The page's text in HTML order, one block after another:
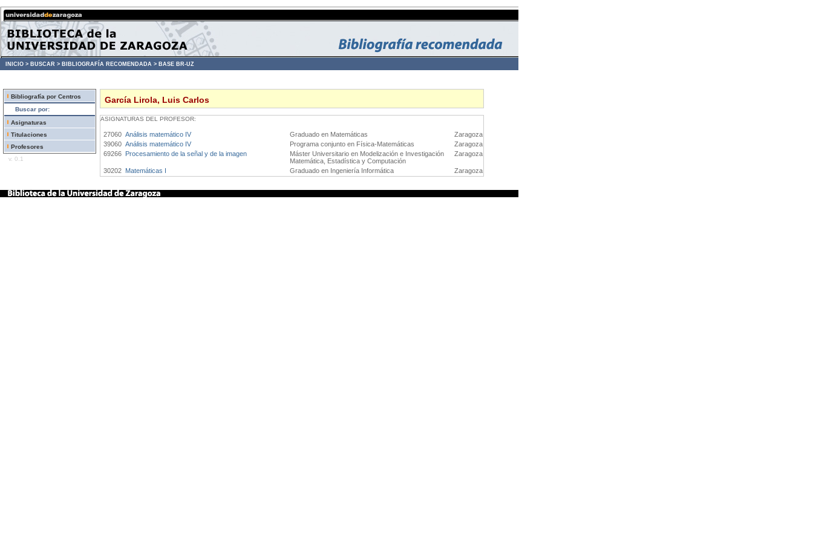
INICIO > BUSCAR > BIBLIOGRAFÍA RECOMENDADA > BASE BR-UZ
Bibliografía por Centros
Buscar por:
Asignaturas
Titulaciones
Profesores
v. 0.1
García Lirola, Luis Carlos
ASIGNATURAS DEL PROFESOR:
27060 Análisis matemático IV Graduado en Matemáticas
Zaragoza
39060 Análisis matemático IV Programa conjunto en Física-Matemáticas
Zaragoza
69266 Procesamiento de la señal y de la imagen
Máster Universitario en Modelización e Investigación
Matemática, Estadística y Computación
Zaragoza
30202 Matemáticas I Graduado en Ingeniería Informática Zaragoza